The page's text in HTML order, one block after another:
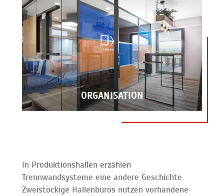
ORGANISATION
In Produktionshallen erzählen
Trennwandsysteme eine andere Geschichte.
Zweistöckige Hallenbüros nutzen vorhandene